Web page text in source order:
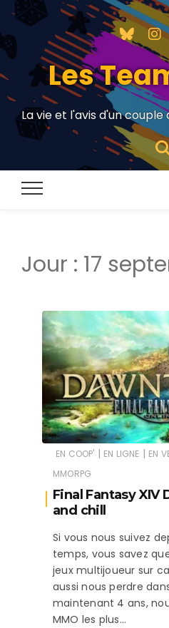
Les
La vie et l'avis d'un
Jour : 17
EN COOP' | EN LIGNE | EN
MMORPG
Final Fantasy XIV
and chill
Si vous nous suivez
temps, vous savez
jeux multijoueur sur
aussi nous perdre
maintenant 4 ans,
MMO les plus…